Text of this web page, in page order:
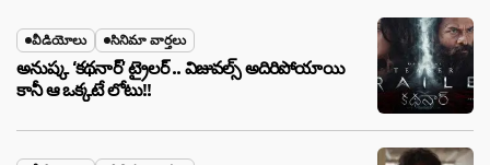
వీడియోలు సినిమా వార్తలు
అనుష్క ‘కథనార్’ ట్రైలర్ .. విజువల్స్ అదిరిపోయాయి
కానీ ఆ ఒక్కటే లోటు!!